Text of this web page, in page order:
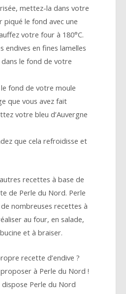
mettez-la dans votre
piqué le fond avec une
votre four à 180°C.
endives en fines lamelles
le fond de votre
fond de votre moule
que vous avez fait
votre bleu d’Auvergne
que cela refroidisse et
recettes à base de
de Perle du Nord. Perle
nombreuses recettes à
au four, en salade,
et à braiser.
recette d’endive ?
proposer à Perle du Nord !
Perle du Nord